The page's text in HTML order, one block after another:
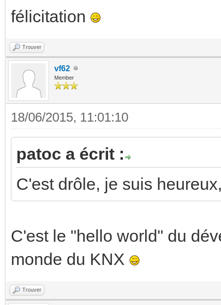
félicitation
Trouver
vf62
Member
18/06/2015, 11:01:10
patoc a écrit :
C'est drôle, je suis
C'est le "hello world" du
monde du KNX
Trouver